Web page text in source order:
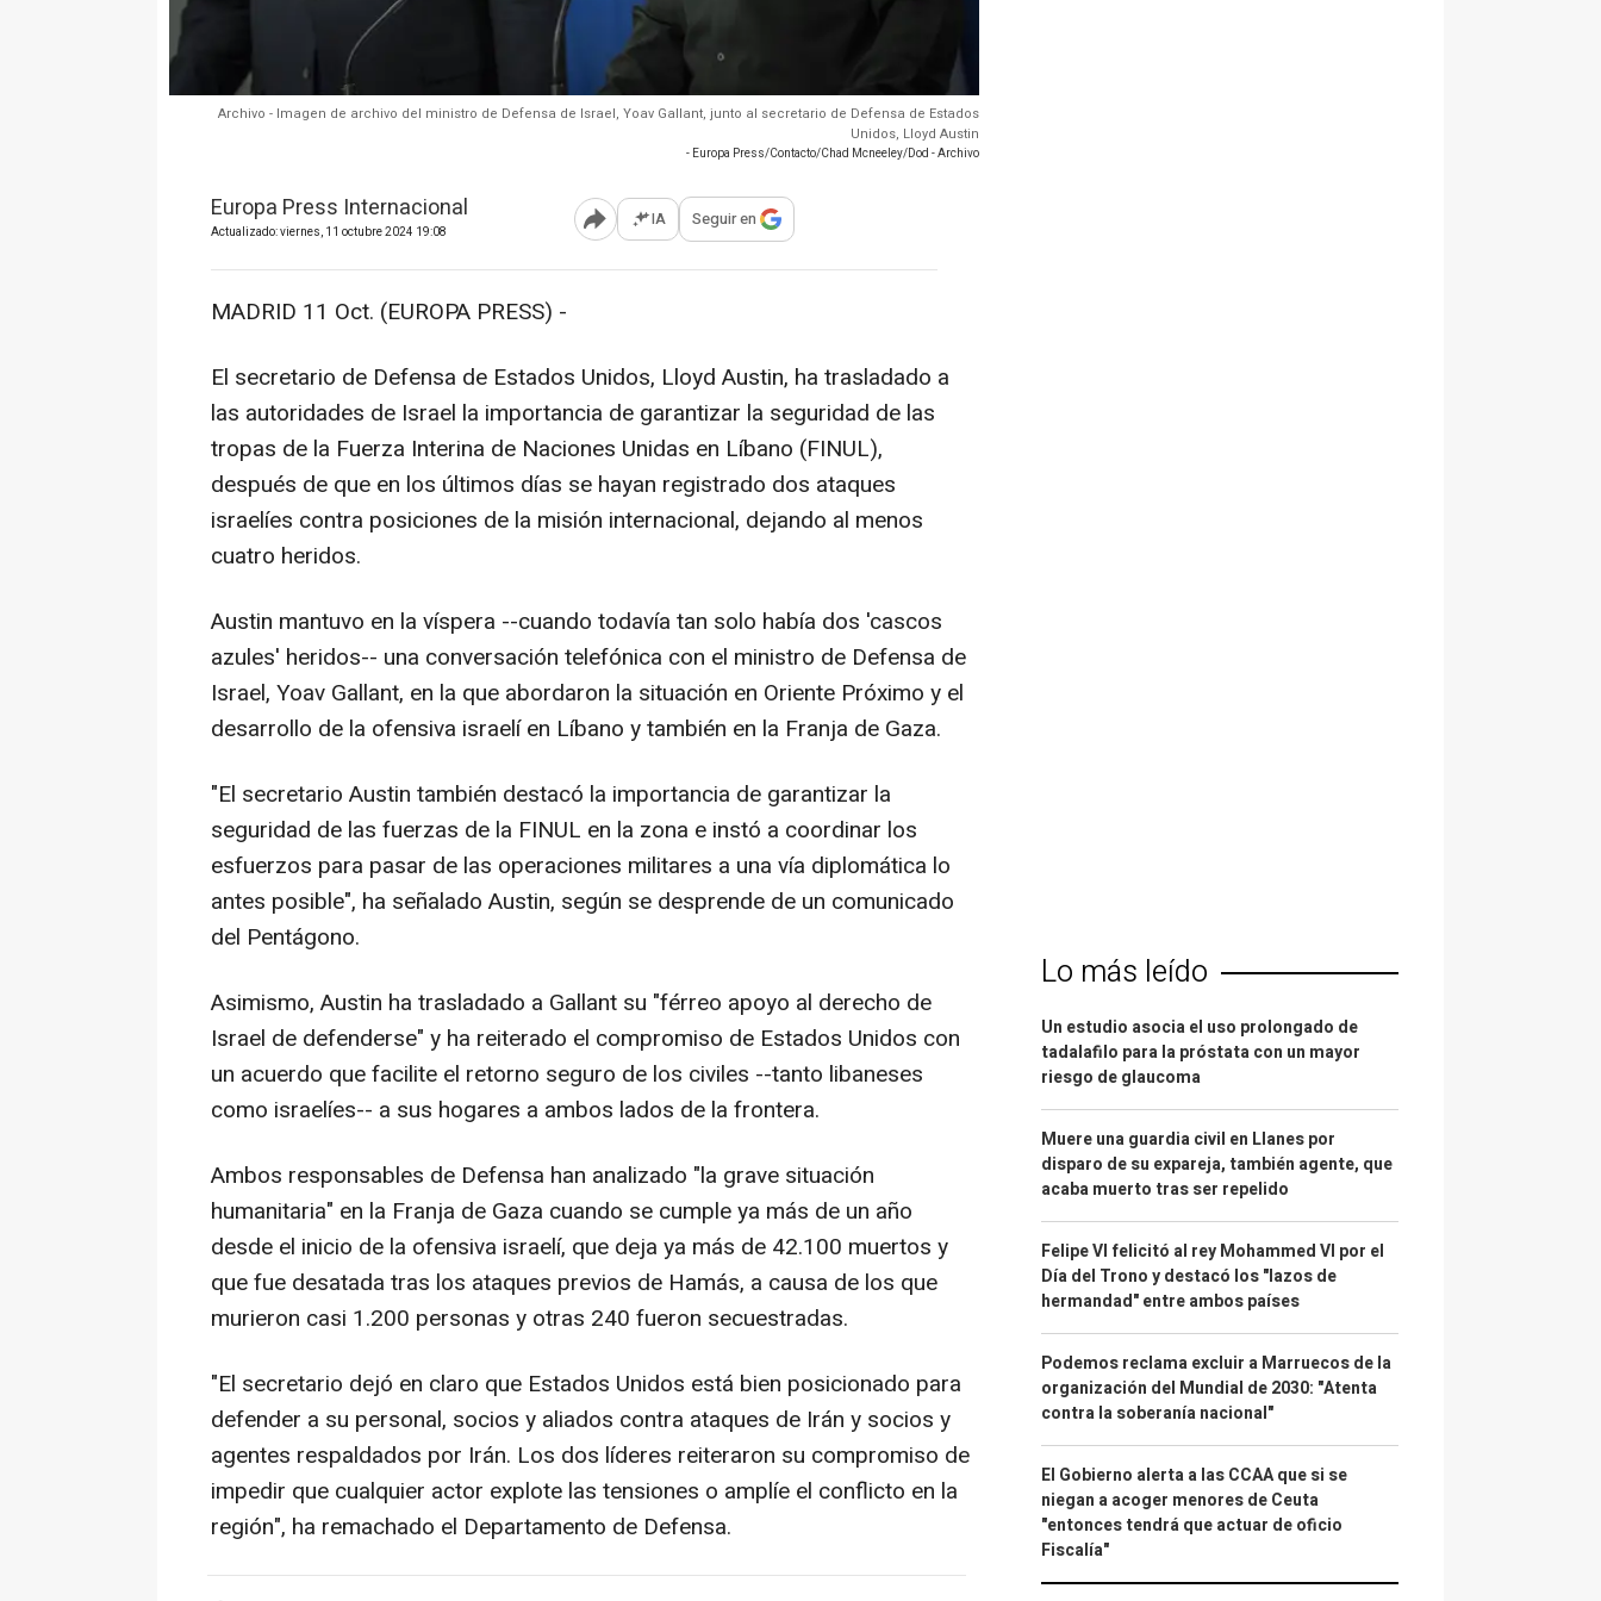
Archivo - Imagen de archivo del ministro de Defensa de Israel, Yoav Gallant, junto al secretario de Defensa de Estados
Unidos, Lloyd Austin
- Europa Press/Contacto/Chad Mcneeley/Dod - Archivo
Europa Press Internacional
Actualizado: viernes, 11 octubre 2024 19:08 Abrir opciones para compartir
IA Seguir en
MADRID 11 Oct. (EUROPA PRESS) -
El secretario de Defensa de Estados Unidos, Lloyd Austin, ha trasladado a
las autoridades de Israel la importancia de garantizar la seguridad de las
tropas de la Fuerza Interina de Naciones Unidas en Líbano (FINUL),
después de que en los últimos días se hayan registrado dos ataques
israelíes contra posiciones de la misión internacional, dejando al menos
cuatro heridos.
Austin mantuvo en la víspera --cuando todavía tan solo había dos 'cascos
azules' heridos-- una conversación telefónica con el ministro de Defensa de
Israel, Yoav Gallant, en la que abordaron la situación en Oriente Próximo y el
desarrollo de la ofensiva israelí en Líbano y también en la Franja de Gaza.
"El secretario Austin también destacó la importancia de garantizar la
seguridad de las fuerzas de la FINUL en la zona e instó a coordinar los
esfuerzos para pasar de las operaciones militares a una vía diplomática lo
antes posible", ha señalado Austin, según se desprende de un comunicado
del Pentágono.
Asimismo, Austin ha trasladado a Gallant su "férreo apoyo al derecho de
Israel de defenderse" y ha reiterado el compromiso de Estados Unidos con
un acuerdo que facilite el retorno seguro de los civiles --tanto libaneses
como israelíes-- a sus hogares a ambos lados de la frontera.
Ambos responsables de Defensa han analizado "la grave situación
humanitaria" en la Franja de Gaza cuando se cumple ya más de un año
desde el inicio de la ofensiva israelí, que deja ya más de 42.100 muertos y
que fue desatada tras los ataques previos de Hamás, a causa de los que
murieron casi 1.200 personas y otras 240 fueron secuestradas.
"El secretario dejó en claro que Estados Unidos está bien posicionado para
defender a su personal, socios y aliados contra ataques de Irán y socios y
agentes respaldados por Irán. Los dos líderes reiteraron su compromiso de
impedir que cualquier actor explote las tensiones o amplíe el conflicto en la
región", ha remachado el Departamento de Defensa.
Lo más leído
Un estudio asocia el uso prolongado de
tadalafilo para la próstata con un mayor
riesgo de glaucoma
Muere una guardia civil en Llanes por
disparo de su expareja, también agente, que
acaba muerto tras ser repelido
Felipe VI felicitó al rey Mohammed VI por el
Día del Trono y destacó los "lazos de
hermandad" entre ambos países
Podemos reclama excluir a Marruecos de la
organización del Mundial de 2030: "Atenta
contra la soberanía nacional"
El Gobierno alerta a las CCAA que si se
niegan a acoger menores de Ceuta
"entonces tendrá que actuar de oficio
Fiscalía"